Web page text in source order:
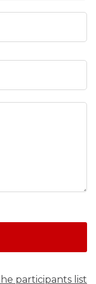
participants list